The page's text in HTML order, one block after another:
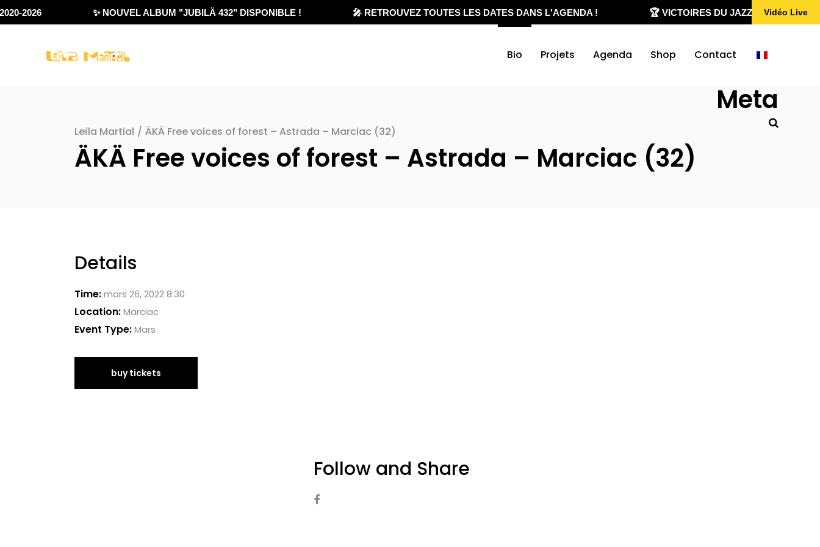
2026 ✨ NOUVEL ALBUM "JUBILÄ 432" DISPONIBLE ! 🎤 RETROUVEZ TOUTES LES DATES DANS L'AGENDA ! 🏆 VICTOIRES DU JAZZ 2020-2026Vidéo Live
Bio Projets Agenda Shop Contact
Meta
Leïla Martial / ÄKÄ Free voices of forest – Astrada – Marciac (32)
ÄKÄ Free voices of forest – Astrada – Marciac (32)
Details
Time:mars 26, 2022 8:30
Location:Marciac
Event Type:Mars
buy tickets
Follow and Share